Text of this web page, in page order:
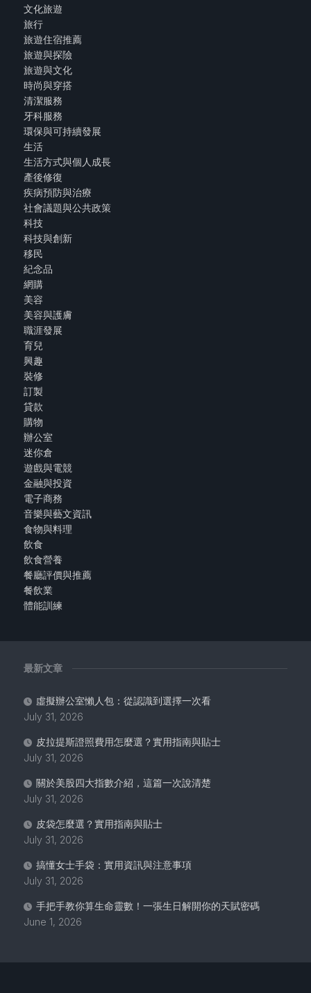
最新文章
虛擬辦公室懶人包：從認識到選擇一次看
July 31, 2026
皮拉提斯證照費用怎麼選？實用指南與貼士
July 31, 2026
關於美股四大指數介紹，這篇一次說清楚
July 31, 2026
皮袋怎麼選？實用指南與貼士
July 31, 2026
搞懂女士手袋：實用資訊與注意事項
July 31, 2026
手把手教你算生命靈數！一張生日解開你的天賦密碼
June 1, 2026
文化旅遊
旅行
旅遊住宿推薦
旅遊與探險
旅遊與文化
時尚與穿搭
清潔服務
牙科服務
環保與可持續發展
生活
生活方式與個人成長
產後修復
疾病預防與治療
社會議題與公共政策
科技
科技與創新
移民
紀念品
網購
美容
美容與護膚
職涯發展
育兒
興趣
裝修
訂製
貸款
購物
辦公室
迷你倉
遊戲與電競
金融與投資
電子商務
音樂與藝文資訊
食物與料理
飲食
飲食營養
餐廳評價與推薦
餐飲業
體能訓練